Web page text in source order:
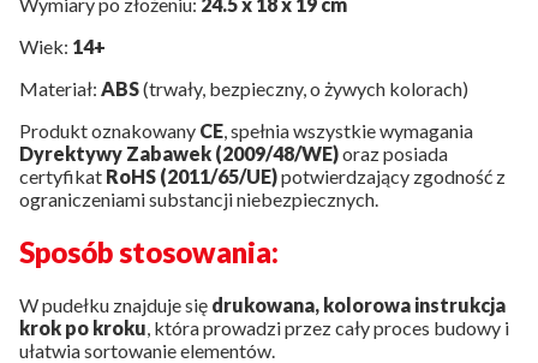
Wiek: 14+
Materiał: ABS(trwały, bezpieczny, o żywych kolorach)
Produkt oznakowany CE, spełnia wszystkie wymagania
Dyrektywy Zabawek (2009/48/WE)oraz posiada
certyfikat RoHS (2011/65/UE)potwierdzający zgodność z
ograniczeniami substancji niebezpiecznych.
Sposób stosowania:
W pudełku znajduje się drukowana, kolorowa instrukcja
krok po kroku , która prowadzi przez cały proces budowy i
ułatwia sortowanie elementów.